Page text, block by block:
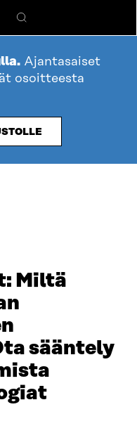
Hae
Ajantasaiset
osoitteesta
Miltä
sääntely